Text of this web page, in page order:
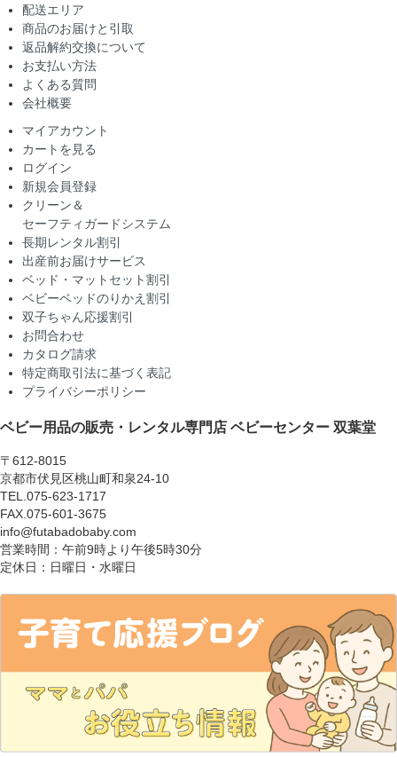
配送エリア
商品のお届けと引取
返品解約交換について
お支払い方法
よくある質問
会社概要
マイアカウント
カートを見る
ログイン
新規会員登録
クリーン＆
セーフティガードシステム
長期レンタル割引
出産前お届けサービス
ベッド・マットセット割引
ベビーベッドのりかえ割引
双子ちゃん応援割引
お問合わせ
カタログ請求
特定商取引法に基づく表記
プライバシーポリシー
ベビー用品の販売・レンタル専門店 ベビーセンター 双葉堂
〒612-8015
京都市伏見区桃山町和泉24-10
TEL.075-623-1717
FAX.075-601-3675
info@futabadobaby.com
営業時間：午前9時より午後5時30分
定休日：日曜日・水曜日